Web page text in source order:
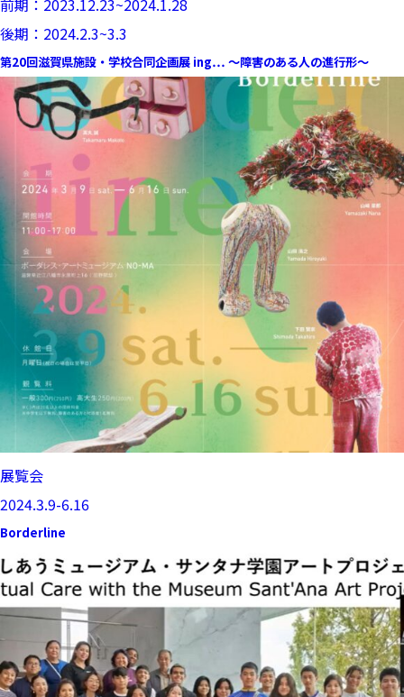
前期：2023.12.23~2024.1.28
後期：2024.2.3~3.3
第20回滋賀県施設・学校合同企画展 ing… ～障害のある人の進行形～
展覧会
2024.3.9-6.16
Borderline